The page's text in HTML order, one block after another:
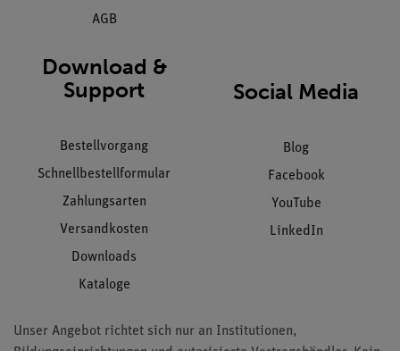
AGB
Download &
Support
Bestellvorgang
Schnellbestellformular
Zahlungsarten
Versandkosten
Downloads
Kataloge
Social Media
Blog
Facebook
YouTube
LinkedIn
Unser Angebot richtet sich nur an Institutionen,